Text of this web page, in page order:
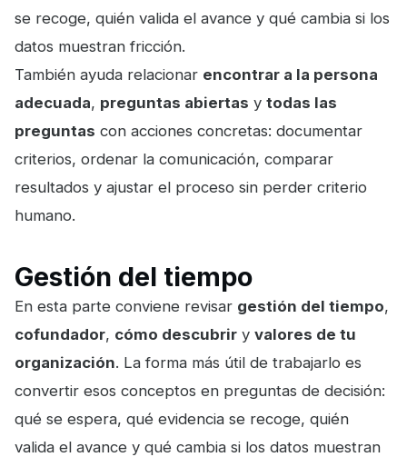
se recoge, quién valida el avance y qué cambia si los
datos muestran fricción.
También ayuda relacionar encontrar a la persona
adecuada, preguntas abiertas y todas las
preguntas con acciones concretas: documentar
criterios, ordenar la comunicación, comparar
resultados y ajustar el proceso sin perder criterio
humano.
Gestión del tiempo
En esta parte conviene revisar gestión del tiempo,
cofundador, cómo descubrir y valores de tu
organización. La forma más útil de trabajarlo es
convertir esos conceptos en preguntas de decisión:
qué se espera, qué evidencia se recoge, quién
valida el avance y qué cambia si los datos muestran